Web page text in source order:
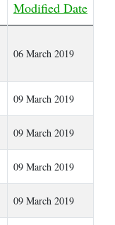
Modified Date
06 March 2019
09 March 2019
09 March 2019
09 March 2019
09 March 2019